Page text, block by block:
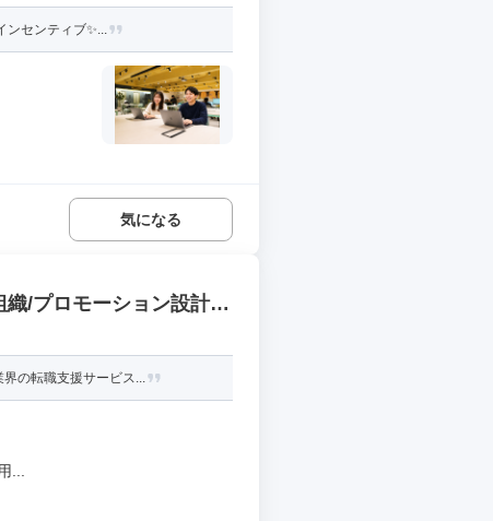
ンセンティブ✨...
気になる
織/プロモーション設計/
の転職支援サービス...
...